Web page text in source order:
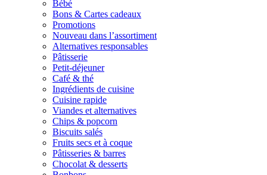
Bébé
Bons & Cartes cadeaux
Promotions
Nouveau dans l’assortiment
Alternatives responsables
Pâtisserie
Petit-déjeuner
Café & thé
Ingrédients de cuisine
Cuisine rapide
Viandes et alternatives
Chips & popcorn
Biscuits salés
Fruits secs et à coque
Pâtisseries & barres
Chocolat & desserts